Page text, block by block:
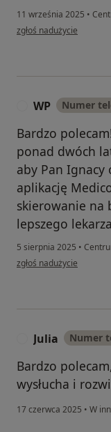
11 września 2025 •
w opinii użytkownika B.S.
zgłoś nadużycie
WP Numer
Bardzo
ponad dwóch
aby Pan Ignacy
aplikację
skierowanie na
lepszego
5 sierpnia 2025 •
w opinii użytkownika WP
zgłoś nadużycie
Julia Numer
Bardzo
wysłucha i
17 czerwca 2025 • W